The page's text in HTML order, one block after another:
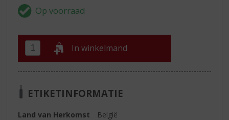
In winkelmand
ETIKETINFORMATIE
Land van Herkomst
België